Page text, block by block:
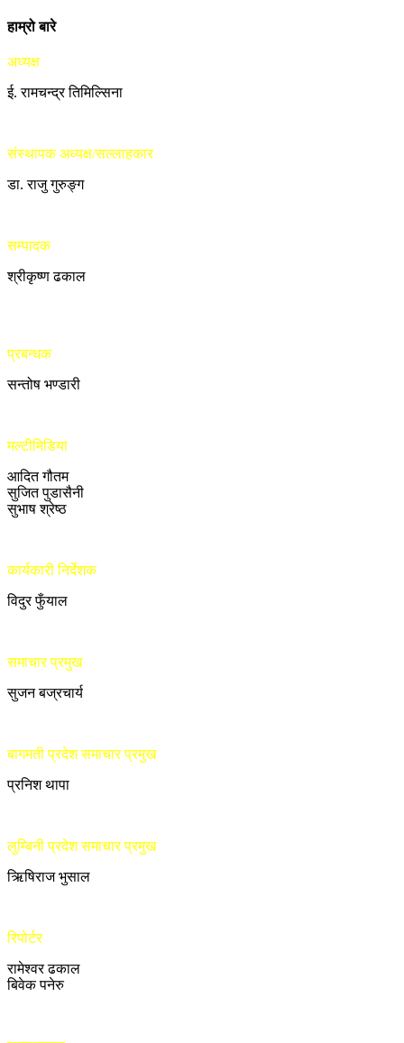
हाम्रो बारे
अध्यक्ष
ई. रामचन्द्र तिमिल्सिना
संस्थापक अध्यक्ष/सल्लाहकार
डा. राजु गुरुङ्ग
सम्पादक
श्रीकृष्ण ढकाल
प्रबन्धक
सन्तोष भण्डारी
मल्टीमिडिया
आदित गौतम
सुजित पुडासैनी
सुभाष श्रेष्ठ
कार्यकारी निर्देशक
विदुर फुँयाल
समाचार प्रमुख
सुजन बज्रचार्य
बागमती प्रदेश समाचार प्रमुख
प्रनिश थापा
लुम्बिनी प्रदेश समाचार प्रमुख
ऋिषिराज भुसाल
रिपोर्टर
रामेश्वर ढकाल
बिवेक पनेरु